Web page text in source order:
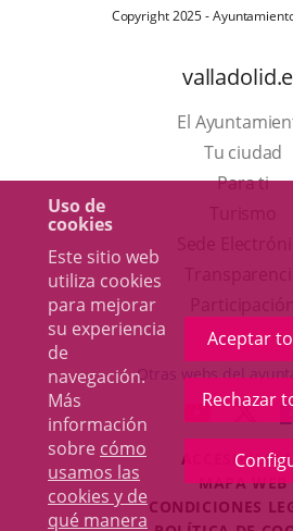
Uso de
cookies
Este sitio web
utiliza cookies
para mejorar
su experiencia
de
navegación.
Más
información
sobre cómo
usamos las
cookies y de
qué manera
Aceptar
Rechazar
Copyright 2025 -
El
Tu ciudad
Para ti
Otras webs del
ENLACE
A
UNA
A
MAPA WEB
CONDICIONES